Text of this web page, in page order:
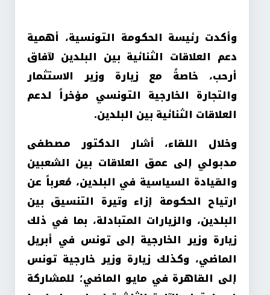
وأكدت رئيسة الحكومة التونسية، أهمية
دعم العلاقات الثنائية بين البلدين لآفاق
أرحب، خاصةً مع زيارة وزير الاستثمار
والتجارة الخارجية التونسي مؤخراً لدعم
العلاقات الثنائية بين البلدين.
وخلال اللقاء، أشار الدكتور مصطفى
مدبولي إلى عمق العلاقات بين الشعبين
والقيادة السياسية في البلدين، مُعرباً عن
ارتياح الحكومة إزاء وتيرة التنسيق بين
البلدين، والزيارات المتبادلة، بما في ذلك
زيارة وزير الخارجية إلى تونس في أبريل
الماضي، وكذلك زيارة وزير خارجية تونس
إلى القاهرة في مايو الماضي؛ للمشاركة